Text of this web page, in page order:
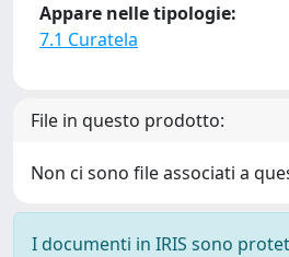
Appare nelle tipologie:
7.1 Curatela
File in questo prodotto:
Non ci sono file associati a
I documenti in IRIS sono